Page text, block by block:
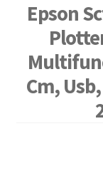
Epson
Cm,